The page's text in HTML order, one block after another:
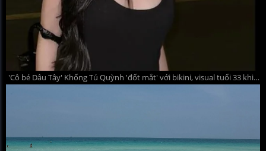
'Cô bé Dâu Tây' Khổng Tú Quỳnh 'đốt mắt' với bikini, visual tuổi 33 khiến fan liên tục 'xin vía'